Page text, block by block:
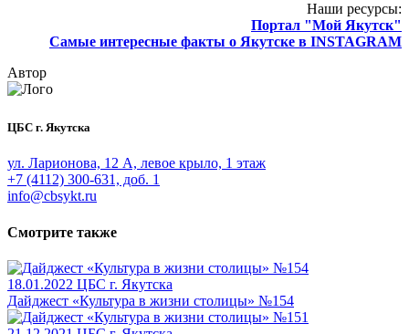
Наши ресурсы:
Портал "Мой Якутск"
Самые интересные факты о Якутске в INSTAGRAM
Автор
ЦБС г. Якутска
ул. Ларионова, 12 А, левое крыло, 1 этаж
+7 (4112) 300-631, доб. 1
info@cbsykt.ru
Смотрите также
18.01.2022 ЦБС г. Якутска
Дайджест «Культура в жизни столицы» №154